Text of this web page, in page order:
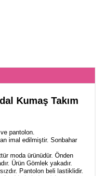
Kumaş Takım
pantolon.
imal edilmiştir. Sonbahar
moda ürünüdür. Önden
Ürün Gömlek yakadır.
Pantolon beli lastiklidir.